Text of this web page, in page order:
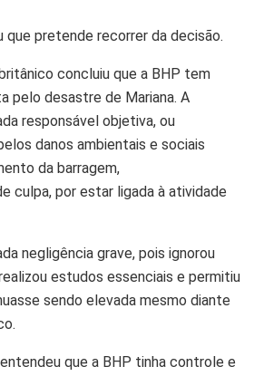
que pretende recorrer da decisão.
concluiu que a BHP tem
pelo desastre de Mariana. A
responsável objetiva, ou
danos ambientais e sociais
da barragem,
culpa, por estar ligada à atividade
negligência grave, pois ignorou
estudos essenciais e permitiu
sendo elevada mesmo diante
que a BHP tinha controle e